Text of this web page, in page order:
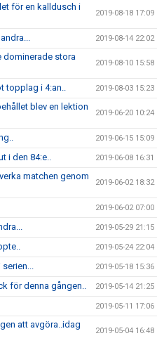
för en kalldusch i
2019-08-18 17:09
2019-08-14 22:02
dominerade stora
2019-08-10 15:58
i 4:an.. 2019-08-03 15:23
blev en lektion
2019-06-20 10:24
2019-06-15 15:09
i den 84:e.. 2019-06-08 16:31
matchen genom
2019-06-02 18:32
2019-06-02 07:00
2019-05-29 21:15
2019-05-24 22:04
2019-05-18 15:36
för denna gången.. 2019-05-14 21:25
2019-05-11 17:06
att avgöra..idag
2019-05-04 16:48